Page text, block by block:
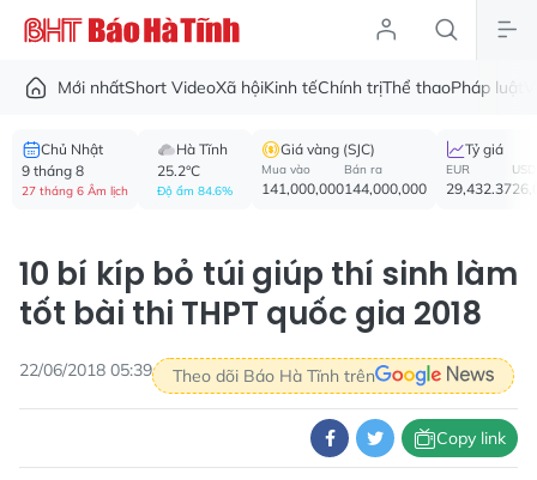
Mới nhấtShort VideoXã hộiKinh tếChính trịThể thaoPháp luật
Chủ Nhật
9 tháng 8
27 tháng 6 Âm lịch
Hà Tĩnh
25.2°C
Độ ẩm 84.6%
Giá vàng (SJC)
Mua vào
141,000,000
Bán ra
144,000,000
Tỷ giá
EUR
29,432.37
USD
10 bí kíp bỏ túi giúp thí sinh làm
tốt bài thi THPT quốc gia 2018
22/06/2018 05:39 Theo dõi Báo Hà Tĩnh trên
Copy link